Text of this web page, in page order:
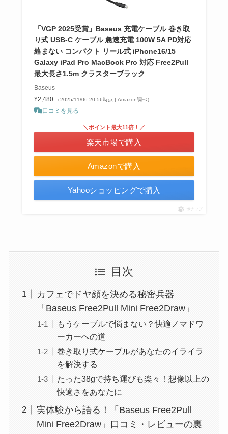
「VGP 2025受賞」Baseus 充電ケーブル 巻き取
り式 USB-C ケーブル 急速充電 100W 5A PD対応
絡まない コンパクト リール式 iPhone16/15
Galaxy iPad Pro MacBook Pro 対応 Free2Pull
最大長さ1.5m クラスターブラック
Baseus
¥2,480
（2025/11/06 20:56時点 | Amazon調べ）
口コミを見る
Amazonで購入
＼ポイント最大11倍！／
楽天市場で購入
Yahooショッピングで購入
ポチップ
目次
カフェでドヤ顔を決める秘密兵器
「Baseus Free2Pull Mini Free2Draw」
もうケーブルで悩まない？快適ノマドワ
ーカーへの道
巻き取り式ケーブルがあなたのイライラ
を解決する
たった38gで持ち運びも楽々！想像以上の
快適さをあなたに
実体験から語る！「Baseus Free2Pull
Mini Free2Draw」口コミ・レビューの裏